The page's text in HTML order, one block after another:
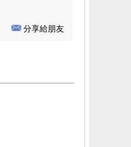
分享給朋友